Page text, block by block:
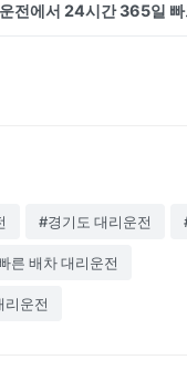
운전에서 24시간 365일 빠
#경기도 대리운전
른 배차 대리운전
리운전